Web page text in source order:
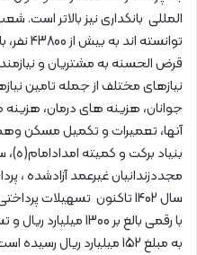
قرض الحسنه به مشتریان و
نیازهای مختلف از جمله تامین
جوانان، هزینه های درمان،
آنها، تعمیرات و تکمیل مسکن
بنیاد برکت و کمیته
مجددزندانیان غیرعمد آزادشده ،
به مبلغ 152 میلیارد ريال رسیده است.